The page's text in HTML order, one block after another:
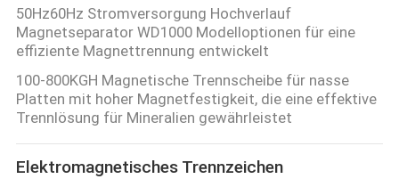
50Hz60Hz Stromversorgung Hochverlauf
Magnetseparator WD1000 Modelloptionen für eine
effiziente Magnettrennung entwickelt
100-800KGH Magnetische Trennscheibe für nasse
Platten mit hoher Magnetfestigkeit, die eine effektive
Trennlösung für Mineralien gewährleistet
Elektromagnetisches Trennzeichen